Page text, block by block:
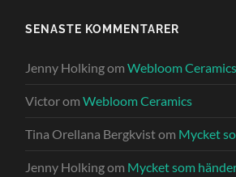
SENASTE KOMMENTARER
Jenny HolkingomWebloom Ceramics
VictoromWebloom Ceramics
Tina Orellana Bergkvistom Mycket
Jenny Holkingom Mycket som